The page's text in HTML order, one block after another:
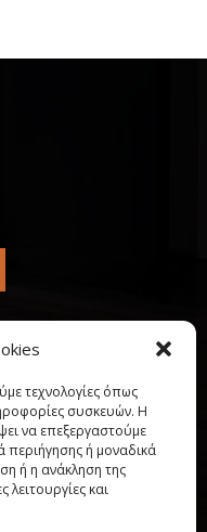
τεχνολογίες όπως
συσκευών. Η
να επεξεργαστούμε
ή μοναδικά
ή η ανάκληση της
και